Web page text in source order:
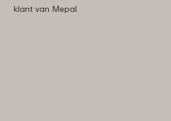
klant van Mepal